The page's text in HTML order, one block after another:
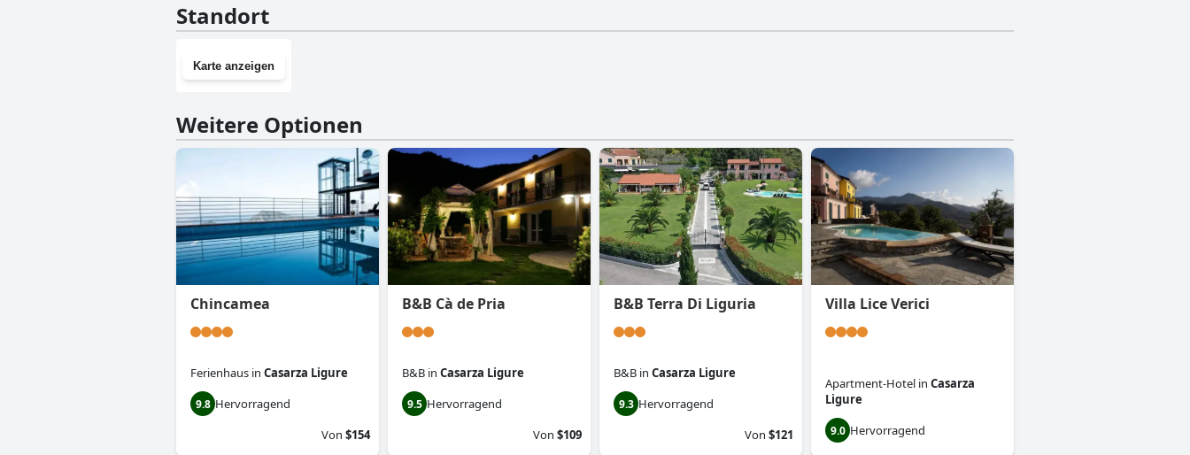
Standort
Karte anzeigen
Weitere Optionen
Chincamea
Ferienhaus in Casarza Ligure
9.8 Hervorragend
Von $154
B&B Cà de Pria
B&B in Casarza Ligure
9.5 Hervorragend
Von $109
B&B Terra Di Liguria
B&B in Casarza Ligure
9.3 Hervorragend
Von $121
Villa Lice Verici
Apartment-Hotel in Casarza
Ligure
9.0 Hervorragend